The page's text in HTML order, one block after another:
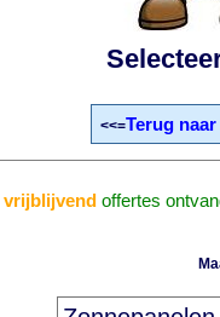
<<=Terug
vrijblijvendoffertes